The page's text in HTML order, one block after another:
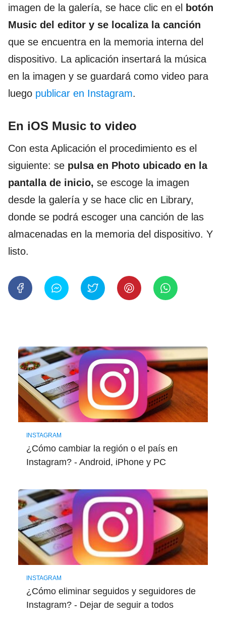
imagen de la galería, se hace clic en el
botón
Music del editor y se localiza la canción
que se encuentra en la memoria interna del
dispositivo. La aplicación insertará la música
en la imagen y se guardará como video para
luego publicar en Instagram.
En iOS Music to video
Con esta Aplicación el procedimiento es el
siguiente: se pulsa en Photo ubicado en la
pantalla de inicio, se escoge la imagen
desde la galería y se hace clic en Library,
donde se podrá escoger una canción de las
almacenadas en la memoria del dispositivo. Y
listo.
INSTAGRAM
¿Cómo cambiar la región o el país en
Instagram? - Android, iPhone y PC
INSTAGRAM
¿Cómo eliminar seguidos y seguidores de
Instagram? - Dejar de seguir a todos